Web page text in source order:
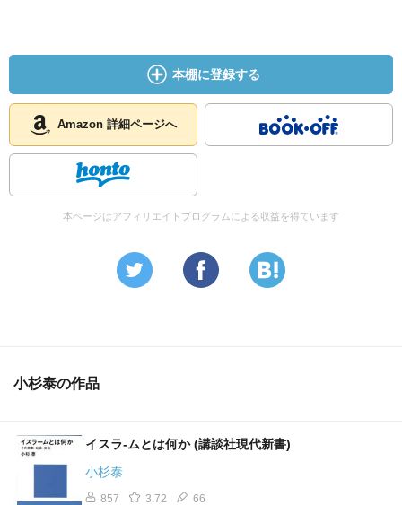
本棚に登録する
Amazon 詳細ページへ
本ページはアフィリエイトプログラムによる収益を得ています
小杉泰の作品
イスラ-ムとは何か (講談社現代新書)
小杉泰
857 3.72 66